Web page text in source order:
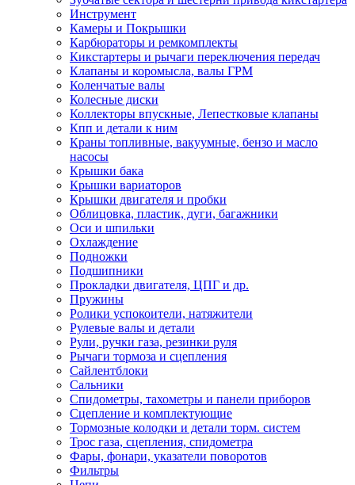
Инструмент
Камеры и Покрышки
Карбюраторы и ремкомплекты
Кикстартеры и рычаги переключения передач
Клапаны и коромысла, валы ГРМ
Коленчатые валы
Колесные диски
Коллекторы впускные, Лепестковые клапаны
Кпп и детали к ним
Краны топливные, вакуумные, бензо и масло
насосы
Крышки бака
Крышки вариаторов
Крышки двигателя и пробки
Облицовка, пластик, дуги, багажники
Оси и шпильки
Охлаждение
Подножки
Подшипники
Прокладки двигателя, ЦПГ и др.
Пружины
Ролики успокоители, натяжители
Рулевые валы и детали
Рули, ручки газа, резинки руля
Рычаги тормоза и сцепления
Сайлентблоки
Сальники
Спидометры, тахометры и панели приборов
Сцепление и комплектующие
Тормозные колодки и детали торм. систем
Трос газа, сцепления, спидометра
Фары, фонари, указатели поворотов
Фильтры